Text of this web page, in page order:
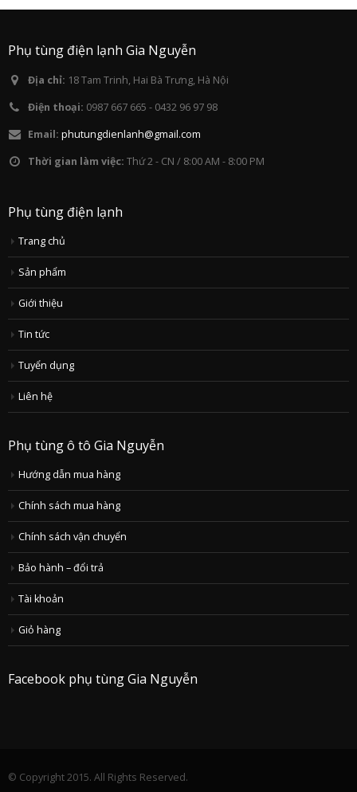
Phụ tùng điện lạnh Gia Nguyễn
Địa chỉ: 18 Tam Trinh, Hai Bà Trưng, Hà Nội
Điện thoại: 0987 667 665 - 0432 96 97 98
Email: phutungdienlanh@gmail.com
Thời gian làm việc: Thứ 2 - CN / 8:00 AM - 8:00 PM
Phụ tùng điện lạnh
Trang chủ
Sản phẩm
Giới thiệu
Tin tức
Tuyển dụng
Liên hệ
Phụ tùng ô tô Gia Nguyễn
Hướng dẫn mua hàng
Chính sách mua hàng
Chính sách vận chuyển
Bảo hành – đổi trả
Tài khoản
Giỏ hàng
Facebook phụ tùng Gia Nguyễn
© Copyright 2015. All Rights Reserved.